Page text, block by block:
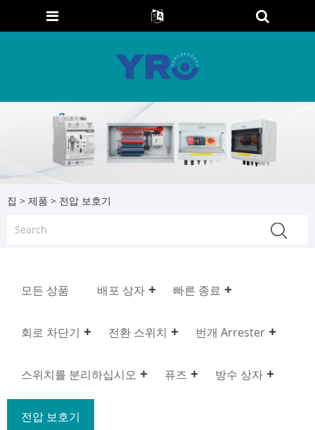
집 > 제품 > 전압 보호기
모든 상품 배포 상자 빠른 종료
회로 차단기 전환 스위치 번개 Arrester
스위치를 분리하십시오 퓨즈 방수 상자
전압 보호기